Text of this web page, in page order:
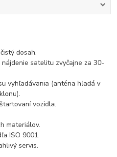
dosah.
satelitu zvyčajne za 30-
vyhľadávania (anténa hľadá v
vozidla.
materiálov.
ISO 9001.
servis.